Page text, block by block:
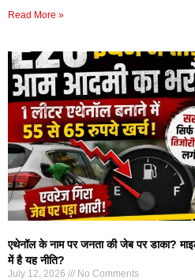
Read More »
एथेनॉल के नाम पर जनता की जेब पर डाका?
में है यह नीति?
July 12, 2026 No Comments